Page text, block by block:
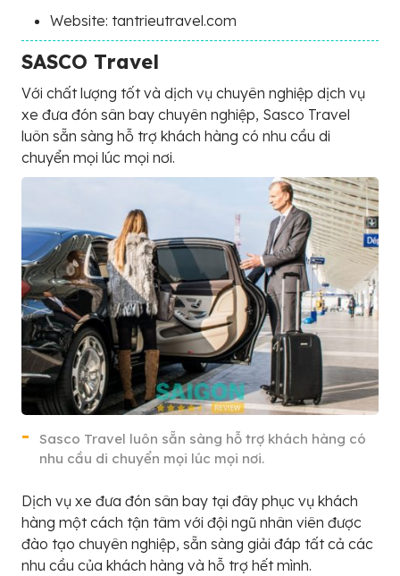
Website: tantrieutravel.com
SASCO Travel
Với chất lượng tốt và dịch vụ chuyên nghiệp dịch vụ
xe đưa đón sân bay chuyên nghiệp, Sasco Travel
luôn sẵn sàng hỗ trợ khách hàng có nhu cầu di
chuyển mọi lúc mọi nơi.
Sasco Travel luôn sẵn sàng hỗ trợ khách hàng có
nhu cầu di chuyển mọi lúc mọi nơi.
Dịch vụ xe đưa đón sân bay tại đây phục vụ khách
hàng một cách tận tâm với đội ngũ nhân viên được
đào tạo chuyên nghiệp, sẵn sàng giải đáp tất cả các
nhu cầu của khách hàng và hỗ trợ hết mình.